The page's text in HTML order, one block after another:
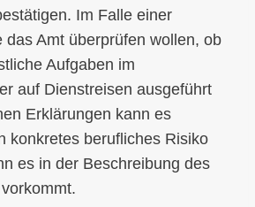
Im Falle einer
das Amt überprüfen wollen, ob
Aufgaben im
auf Dienstreisen ausgeführt
Erklärungen kann es
konkretes berufliches Risiko
es in der Beschreibung des